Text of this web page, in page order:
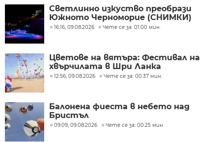
Светлинно изкуство преобрази
Южното Черноморие (СНИМКИ)
16:16, 09.08.2026 Чете се за: 01:00 мин.
Цветове на вятъра: Фестивал на
хвърчилата в Шри Ланка
12:56, 09.08.2026 Чете се за: 00:37 мин.
Балонена фиеста в небето над
Бристъл
09:09, 09.08.2026 Чете се за: 00:25 мин.